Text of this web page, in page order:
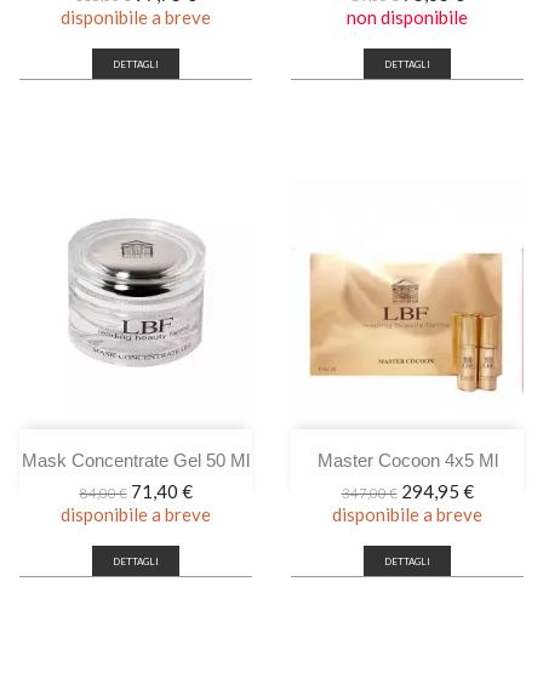
base
disponibile a breve
DETTAGLI
base
non disponibile
DETTAGLI
Mask Concentrate Gel 50 Ml
Prezzo
base
84,00 € Prezzo
71,40 €
disponibile a breve
DETTAGLI
Master Cocoon 4x5 Ml
Prezzo
base
347,00 € Prezzo
294,95 €
disponibile a breve
DETTAGLI